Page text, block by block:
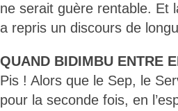
ne serait guère rentable. Et
a repris un discours de
QUAND BIDIMBU ENTRE
Pis ! Alors que le Sep, le
pour la seconde fois, en